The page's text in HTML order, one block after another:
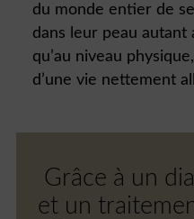
du monde entier de
dans leur peau autant
qu’au niveau
d’une vie nettement
Grâce à un
et un